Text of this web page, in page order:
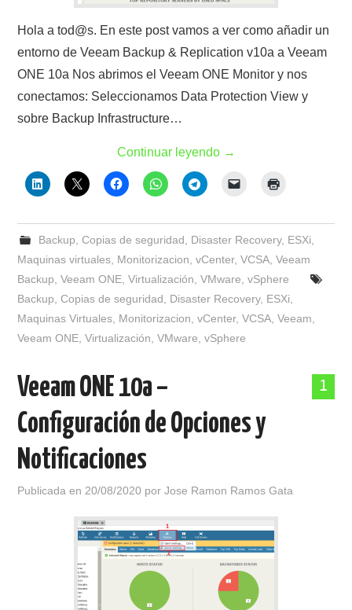
Hola a tod@s. En este post vamos a ver como añadir un
entorno de Veeam Backup & Replication v10a a Veeam
ONE 10a Nos abrimos el Veeam ONE Monitor y nos
conectamos: Seleccionamos Data Protection View y
sobre Backup Infrastructure…
Continuar leyendo →
Backup Copias de seguridad Disaster Recovery, ESXi
Maquinas virtuales Monitorizacion ,vCenter,VCSA ,Veeam
Backup ,Veeam ONE ,Virtualización ,VMware ,vSphere
Backup ,Copias de seguridad Disaster Recovery, ESXi
Maquinas Virtuales Monitorizacion ,vCenter,VCSA ,Veeam
Veeam ONE ,Virtualización ,VMware ,vSphere
1
Veeam ONE 10a –
Configuración de Opciones y
Notificaciones
Publicada en 20/08/2020 porJose Ramon Ramos Gata